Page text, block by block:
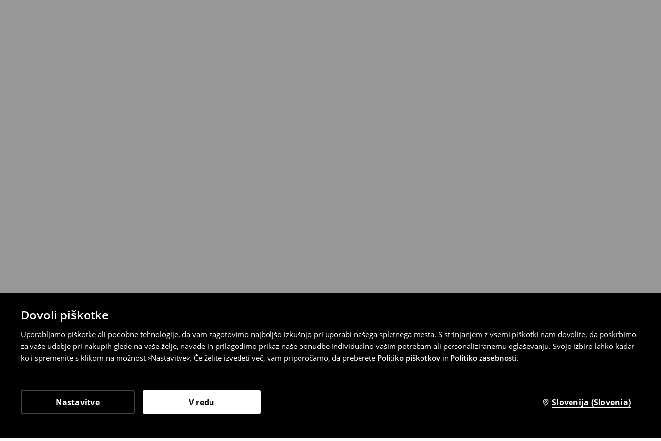
Dovoli piškotke
Uporabljamo piškotke ali podobne tehnologije, da vam zagotovimo najboljšo izkušnjo pri uporabi našega spletnega mesta. S strinjanjem z vsemi piškotki nam dovolite, da poskrbimo
za vaše udobje pri nakupih glede na vaše želje, navade in prilagodimo prikaz naše ponudbe individualno vašim potrebam ali personaliziranemu oglaševanju. Svojo izbiro lahko kadar
koli spremenite s klikom na možnost »Nastavitve«. Če želite izvedeti več, vam priporočamo, da preberete Politiko piškotkov in Politiko zasebnosti.
Nastavitve V redu Slovenija (Slovenia)